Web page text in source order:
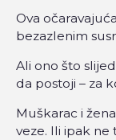
Ova
bezazlenim
Ali ono što
da postoji – za
Muškarac i
veze. Ili ipak ne